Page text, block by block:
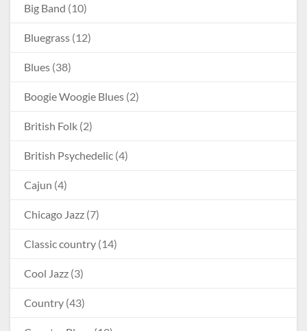
Big Band (10)
Bluegrass (12)
Blues (38)
Boogie Woogie Blues (2)
British Folk (2)
British Psychedelic (4)
Cajun (4)
Chicago Jazz (7)
Classic country (14)
Cool Jazz (3)
Country (43)